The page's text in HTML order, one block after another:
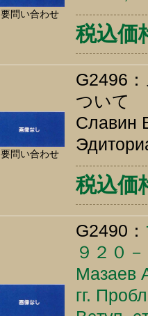
要問い合わせ
税込価
要問い合わせ
G2496
ついて
Славин
税込価
G2490：
９２０
Мазаев
гг.